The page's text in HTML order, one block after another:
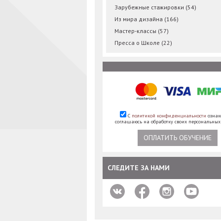
Зарубежные стажировки (54)
Из мира дизайна (166)
Мастер-классы (57)
Пресса о Школе (22)
С политикой конфиденциальности
соглашаюсь на обработку своих
ОПЛАТИТЬ ОБУЧЕНИЕ
СЛЕДИТЕ ЗА НАМИ